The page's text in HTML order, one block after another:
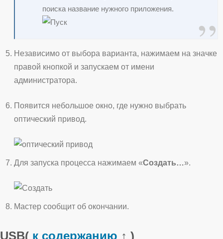
поиска название нужного приложения.
Независимо от выбора варианта, нажимаем на значке
правой кнопкой и запускаем от имени
администратора.
Появится небольшое окно, где нужно выбрать
оптический привод.
Для запуска процесса нажимаем «Создать…».
Мастер сообщит об окончании.
USB( к содержанию ↑ )